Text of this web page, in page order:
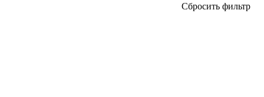
Сбросить фильтр